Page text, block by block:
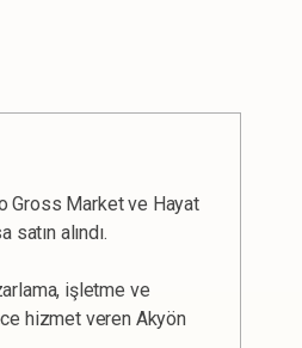
Gross Market ve Hayat
satın alındı.
işletme ve
hizmet veren Akyön